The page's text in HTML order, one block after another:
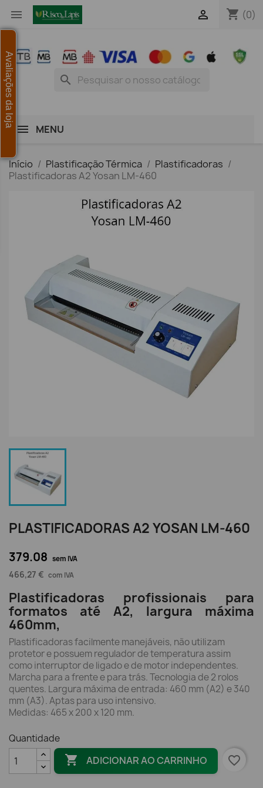
 shopping_cart (0)

search
MENU
Início Plastificação Térmica
Plastificadoras
Plastificadoras A2 Yosan LM-460
PLASTIFICADORAS A2 YOSAN LM-460
379.08 sem IVA
466,27 € com IVA
Plastificadoras profissionais para
formatos até A2, largura máxima
460mm,
Plastificadoras facilmente manejáveis, não utilizam
protetor e possuem regulador de temperatura assim
como interruptor de ligado e de motor independentes.
Marcha para a frente e para trás. Tecnologia de 2 rolos
quentes. Largura máxima de entrada: 460 mm (A2) e 340
mm (A3). Aptas para uso intensivo.
Medidas: 465 x 200 x 120 mm.
Quantidade
 ADICIONAR AO CARRINHO favorite_border
Avaliações da loja